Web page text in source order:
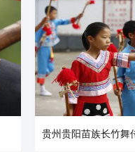
贵州贵阳苗族长竹舞